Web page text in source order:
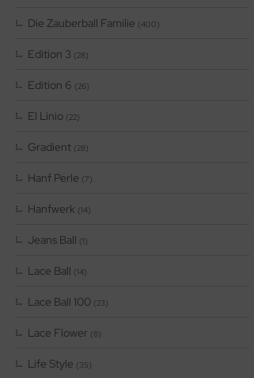
Die Zauberball Familie (400)
Edition 3 (28)
Edition 6 (26)
El Linio (22)
Gradient (28)
Hanf Perle (7)
Hanfwerk (14)
Jeans Ball (1)
Lace Ball (14)
Lace Ball 100 (23)
Lace Flower (8)
Life Style (35)